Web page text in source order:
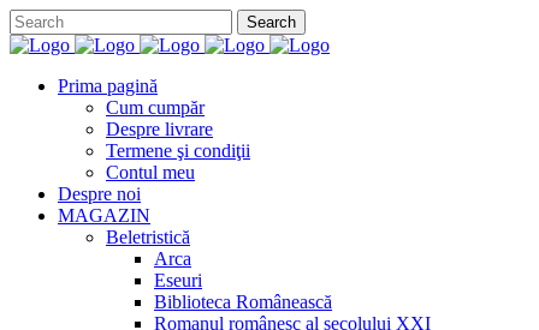
Prima pagină
Cum cumpăr
Despre livrare
Termene şi condiţii
Contul meu
Despre noi
MAGAZIN
Beletristică
Arca
Eseuri
Biblioteca Românească
Romanul românesc al secolului XXI